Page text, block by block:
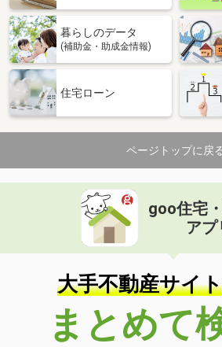
暮らしのデータ
(補助金・助成金情報)
住宅ローン
ページトップに戻
goo住宅
アプ
大手不動産サイト
まとめて